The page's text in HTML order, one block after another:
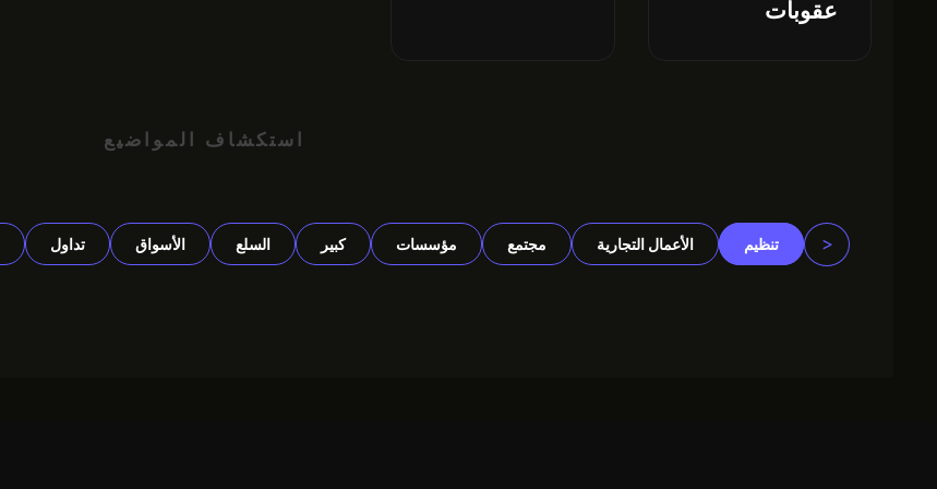
عقوبات
استكشاف المواضيع
< تنظيم الأعمال التجارية مجتمع مؤسسات كبير السلع الأسواق تداول